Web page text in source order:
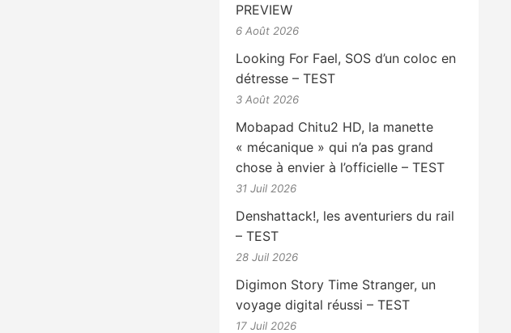
PREVIEW
6 Août 2026
Looking For Fael, SOS d’un coloc en
détresse – TEST
3 Août 2026
Mobapad Chitu2 HD, la manette
« mécanique » qui n’a pas grand
chose à envier à l’officielle – TEST
31 Juil 2026
Denshattack!, les aventuriers du rail
– TEST
28 Juil 2026
Digimon Story Time Stranger, un
voyage digital réussi – TEST
17 Juil 2026